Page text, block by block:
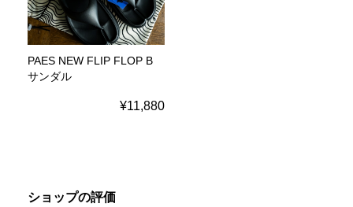
PAES NEW FLIP FLOP B
サンダル
¥11,880
ショップの評価